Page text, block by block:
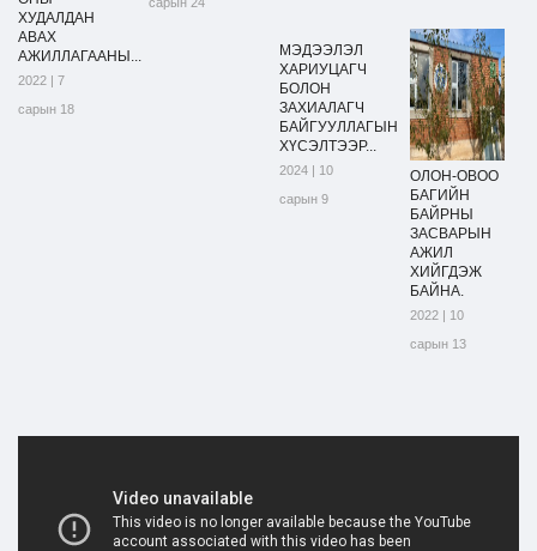
ХУДАЛДАН
АВАХ
АЖИЛЛАГААНЫ...
2022 | 7
сарын 18
МЭДЭЭЛЭЛ
ХАРИУЦАГЧ
БОЛОН
ЗАХИАЛАГЧ
БАЙГУУЛЛАГЫН
ХҮСЭЛТЭЭР...
2024 | 10
сарын 9
ОЛОН-ОВОО
БАГИЙН
БАЙРНЫ
ЗАСВАРЫН
АЖИЛ
ХИЙГДЭЖ
БАЙНА.
2022 | 10
сарын 13